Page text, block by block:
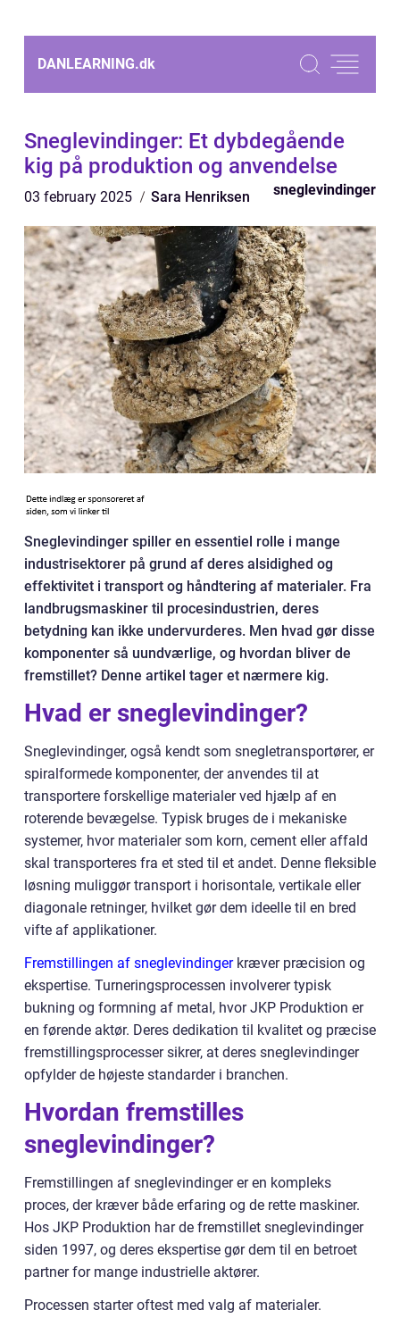
DANLEARNING.dk
Sneglevindinger: Et dybdegående
kig på produktion og anvendelse
03 february 2025 Sara Henriksen sneglevindinger
Sneglevindinger spiller en essentiel rolle i mange
industrisektorer på grund af deres alsidighed og
effektivitet i transport og håndtering af materialer. Fra
landbrugsmaskiner til procesindustrien, deres
betydning kan ikke undervurderes. Men hvad gør disse
komponenter så uundværlige, og hvordan bliver de
fremstillet? Denne artikel tager et nærmere kig.
Hvad er sneglevindinger?
Sneglevindinger, også kendt som snegletransportører, er
spiralformede komponenter, der anvendes til at
transportere forskellige materialer ved hjælp af en
roterende bevægelse. Typisk bruges de i mekaniske
systemer, hvor materialer som korn, cement eller affald
skal transporteres fra et sted til et andet. Denne fleksible
løsning muliggør transport i horisontale, vertikale eller
diagonale retninger, hvilket gør dem ideelle til en bred
vifte af applikationer.
Fremstillingen af sneglevindingerkræver præcision og
ekspertise. Turneringsprocessen involverer typisk
bukning og formning af metal, hvor JKP Produktion er
en førende aktør. Deres dedikation til kvalitet og præcise
fremstillingsprocesser sikrer, at deres sneglevindinger
opfylder de højeste standarder i branchen.
Hvordan fremstilles
sneglevindinger?
Fremstillingen af sneglevindinger er en kompleks
proces, der kræver både erfaring og de rette maskiner.
Hos JKP Produktion har de fremstillet sneglevindinger
siden 1997, og deres ekspertise gør dem til en betroet
partner for mange industrielle aktører.
Processen starter oftest med valg af materialer.